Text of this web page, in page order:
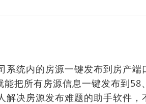
内的房源一键发布到房产端
把所有房源信息一键发布到58
决房源发布难题的助手软件，